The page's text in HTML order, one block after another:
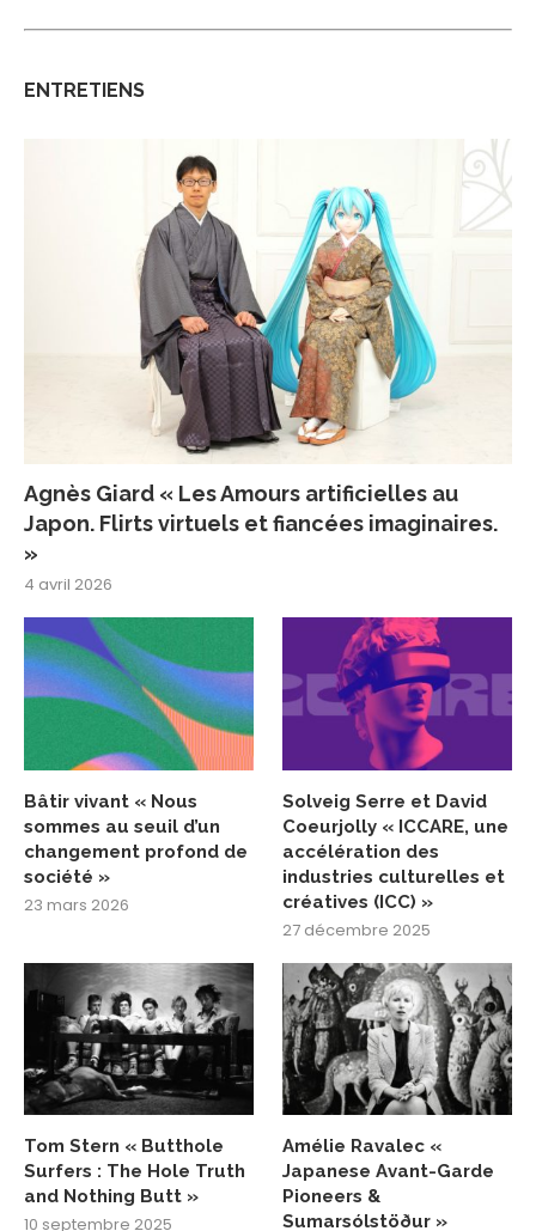
ENTRETIENS
Agnès Giard « Les Amours artificielles au
Japon. Flirts virtuels et fiancées imaginaires.
»
4 avril 2026
Bâtir vivant « Nous
sommes au seuil d’un
changement profond de
société »
23 mars 2026
Solveig Serre et David
Coeurjolly « ICCARE, une
accélération des
industries culturelles et
créatives (ICC) »
27 décembre 2025
Tom Stern « Butthole
Surfers : The Hole Truth
and Nothing Butt »
10 septembre 2025
Amélie Ravalec «
Japanese Avant-Garde
Pioneers &
Sumarsólstöður »